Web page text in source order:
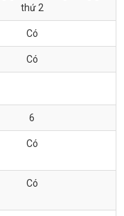
thứ 2
Có
Có
6
Có
Có